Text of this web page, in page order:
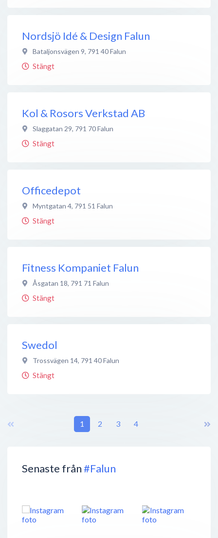
Senaste från#Falun
Nordsjö Idé & Design Falun
Bataljonsvägen 9, 791 40Falun
Stängt
Kol & Rosors Verkstad AB
Slaggatan 29, 791 70Falun
Stängt
Officedepot
Myntgatan 4, 791 51 Falun
Stängt
Fitness Kompaniet Falun
Åsgatan 18, 791 71 Falun
Stängt
Swedol
Trossvägen 14, 791 40Falun
Stängt
1 2 3 4